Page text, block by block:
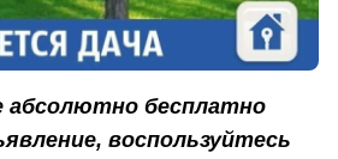
бесплатно
воспользуйтесь